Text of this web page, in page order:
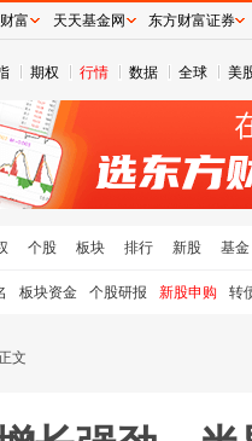
期权 行情 数据 全球 美
个股 板块 排行 新股 基金
板块资金 个股研报 新股申购 转
文
富 天天基金网 东方财富证券